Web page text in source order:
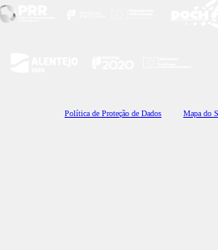
Política de Proteção de Dados Mapa do